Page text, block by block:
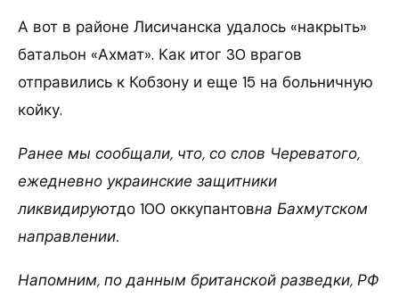
А вот в районе Лисичанска удалось «накрыть»
батальон «Ахмат». Как итог 30 врагов
отправились к Кобзону и еще 15 на больничную
койку.
Ранее мы сообщали, что, со слов Череватого,
ежедневно украинские защитники
ликвидируютдо 100 оккупантовна Бахмутском
направлении.
Напомним, по данным британской разведки, РФ